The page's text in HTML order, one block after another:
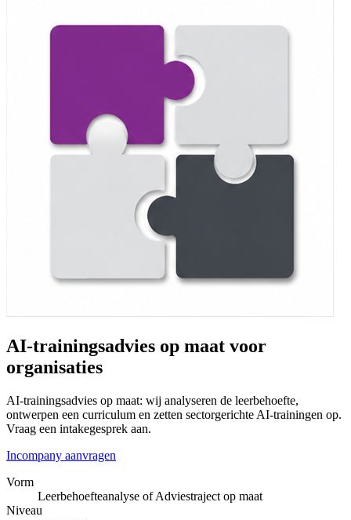
AI-trainingsadvies op maat voor
organisaties
AI-trainingsadvies op maat: wij analyseren de leerbehoefte,
ontwerpen een curriculum en zetten sectorgerichte AI-trainingen op.
Vraag een intakegesprek aan.
Incompany aanvragen
Vorm
Leerbehoefteanalyse of Adviestraject op maat
Niveau